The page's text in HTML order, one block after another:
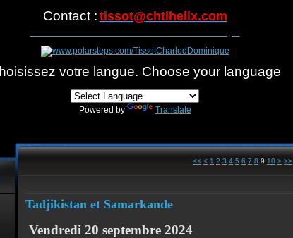
Contact : tissot@chtihelix.com
votre langue. Choose your language
Powered by Translate
<< < 1 2 3 4 5 6 7 8 9 10 20
30
40
50
60
70
80
90
100
> >>
Tadjikistan et Samarkande
Vendredi 20 septembre 2024